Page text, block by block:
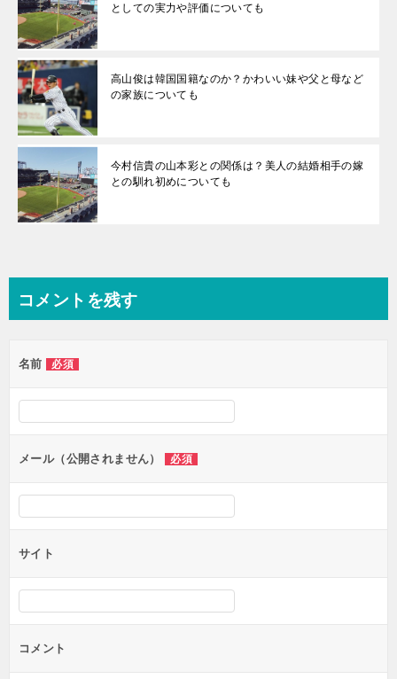
としての実力や評価についても
高山俊は韓国国籍なのか？かわいい妹や父と母など
の家族についても
今村信貴の山本彩との関係は？美人の結婚相手の嫁
との馴れ初めについても
コメントを残す
名前 必須
メール（公開されません） 必須
サイト
コメント